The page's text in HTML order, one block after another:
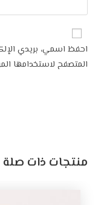
احفظ اسمي، بريدي
المتصفح لاستخدامها
منتجات ذات صلة